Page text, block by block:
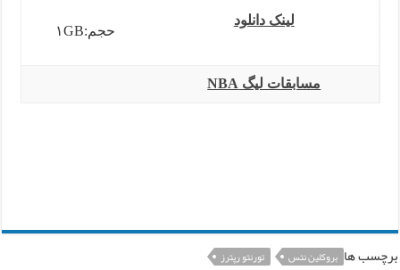
لینک دانلود
حجم:۱GB
مسابقات لیگ NBA
برچسب ها بروکلین نتس تورنتو رپترز